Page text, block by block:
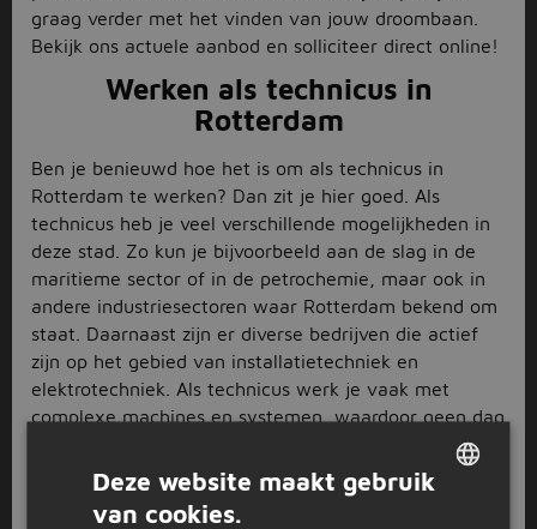
graag verder met het vinden van jouw droombaan.
Bekijk ons actuele aanbod en solliciteer direct online!
Werken als technicus in
Rotterdam
Ben je benieuwd hoe het is om als technicus in
Rotterdam te werken? Dan zit je hier goed. Als
technicus heb je veel verschillende mogelijkheden in
deze stad. Zo kun je bijvoorbeeld aan de slag in de
maritieme sector of in de petrochemie, maar ook in
andere industriesectoren waar Rotterdam bekend om
staat. Daarnaast zijn er diverse bedrijven die actief
zijn op het gebied van installatietechniek en
elektrotechniek. Als technicus werk je vaak met
complexe machines en systemen, waardoor geen dag
hetzelfde is. Je hebt een uitdagende functie waarbij
je altijd bezig bent met innovatie en verbetering. Wil
jij werken als technicus in Rotterdam? Bekijk dan snel
Deze website maakt gebruik
van cookies.